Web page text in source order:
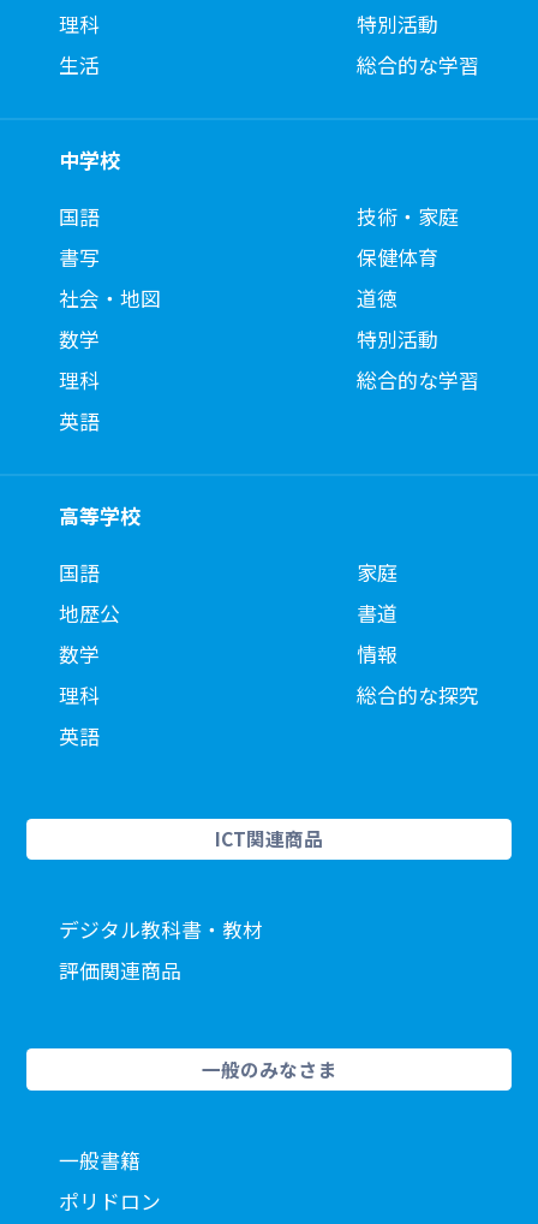
理科
生活
特別活動
総合的な学習
中学校
国語
書写
社会・地図
数学
理科
英語
技術・家庭
保健体育
道徳
特別活動
総合的な学習
高等学校
国語
地歴公
数学
理科
英語
家庭
書道
情報
総合的な探究
ICT関連商品
デジタル教科書・教材
評価関連商品
一般のみなさま
一般書籍
ポリドロン